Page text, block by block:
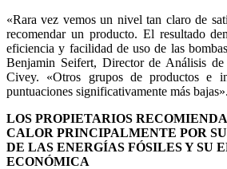
«Rara vez vemos un nivel tan claro de
recomendar un producto. El resultado
eficiencia y facilidad de uso de las
Benjamin Seifert, Director de Análisis
Civey. «Otros grupos de productos e
puntuaciones significativamente más bajas».
LOS PROPIETARIOS
CALOR PRINCIPALMENTE POR
DE LAS ENERGÍAS FÓSILES Y SU
ECONÓMICA